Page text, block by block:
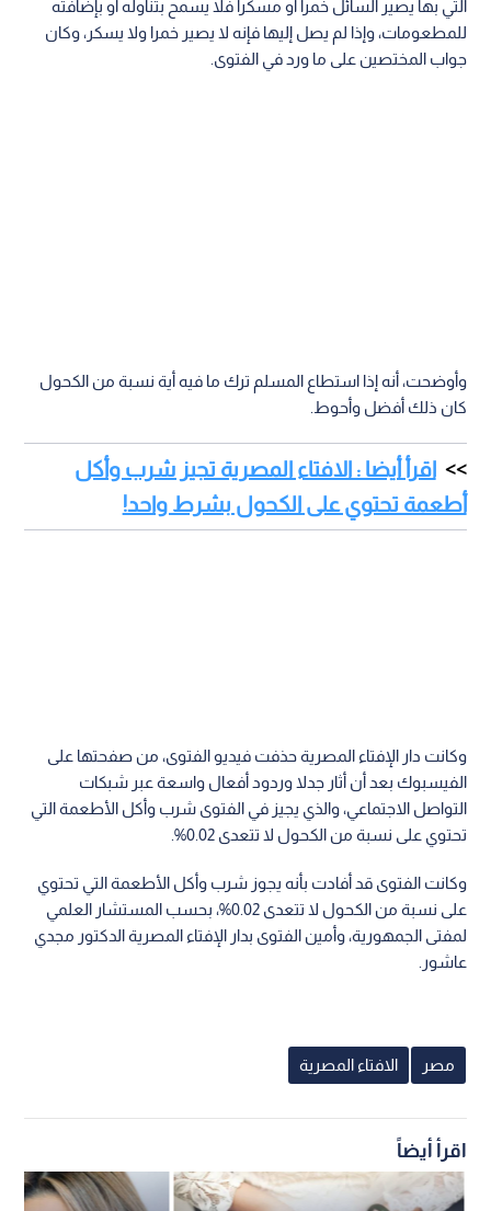
التي بها يصير السائل خمرا أو مسكرا فلا يسمح بتناوله أو بإضافته
للمطعومات، وإذا لم يصل إليها فإنه لا يصير خمرا ولا يسكر، وكان
جواب المختصين على ما ورد في الفتوى.
وأوضحت، أنه إذا استطاع المسلم ترك ما فيه أية نسبة من الكحول
كان ذلك أفضل وأحوط.
اقرأ أيضا : الافتاء المصرية تجيز شرب وأكل
أطعمة تحتوي على الكحول بشرط واحد!
وكانت دار الإفتاء المصرية حذفت فيديو الفتوى، من صفحتها على
الفيسبوك بعد أن أثار جدلا وردود أفعال واسعة عبر شبكات
التواصل الاجتماعي، والذي يجيز في الفتوى شرب وأكل الأطعمة التي
تحتوي على نسبة من الكحول لا تتعدى 0.02%.
وكانت الفتوى قد أفادت بأنه يجوز شرب وأكل الأطعمة التي تحتوي
على نسبة من الكحول لا تتعدى 0.02%، بحسب المستشار العلمي
لمفتى الجمهورية، وأمين الفتوى بدار الإفتاء المصرية الدكتور مجدي
عاشور.
مصر الافتاء المصرية
اقرأ أيضاً